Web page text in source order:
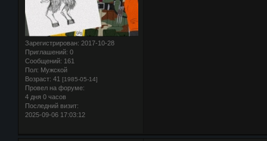
Зарегистрирован: 2017-10-28
Приглашений: 0
Сообщений: 161
Пол: Мужской
Возраст: 41 [1985-05-14]
Провел на форуме:
4 дня 0 часов
Последний визит:
2025-09-06 17:03:12